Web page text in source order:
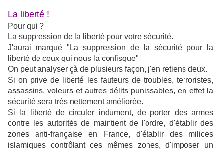
La liberté !
Pour qui ?
La suppression de la liberté pour votre sécurité.
J'aurai marqué "La suppression de la sécurité pour la
liberté de ceux qui nous la confisque"
On peut analyser çà de plusieurs façon, j'en retiens deux.
Si on prive de liberté les fauteurs de troubles, terroristes,
assassins, voleurs et autres délits punissables, en effet la
sécurité sera très nettement améliorée.
Si la liberté de circuler indument, de porter des armes
contre les autorités de maintient de l'ordre, d'établir des
zones anti-française en France, d'établir des milices
islamiques contrôlant ces mêmes zones, d'imposer un